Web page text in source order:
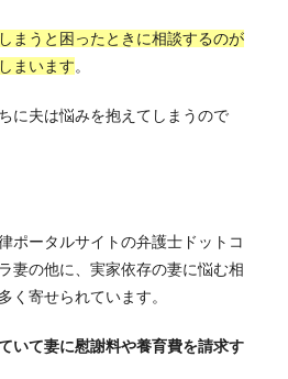
まうと困ったときに相談するのが
まいます。
に夫は悩みを抱えてしまうので
ポータルサイトの弁護士ドットコ
妻の他に、実家依存の妻に悩む相
く寄せられています。
いて妻に慰謝料や養育費を請求す